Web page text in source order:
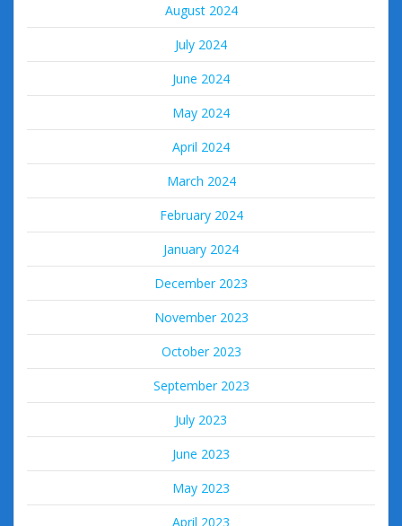
August 2024
July 2024
June 2024
May 2024
April 2024
March 2024
February 2024
January 2024
December 2023
November 2023
October 2023
September 2023
July 2023
June 2023
May 2023
April 2023